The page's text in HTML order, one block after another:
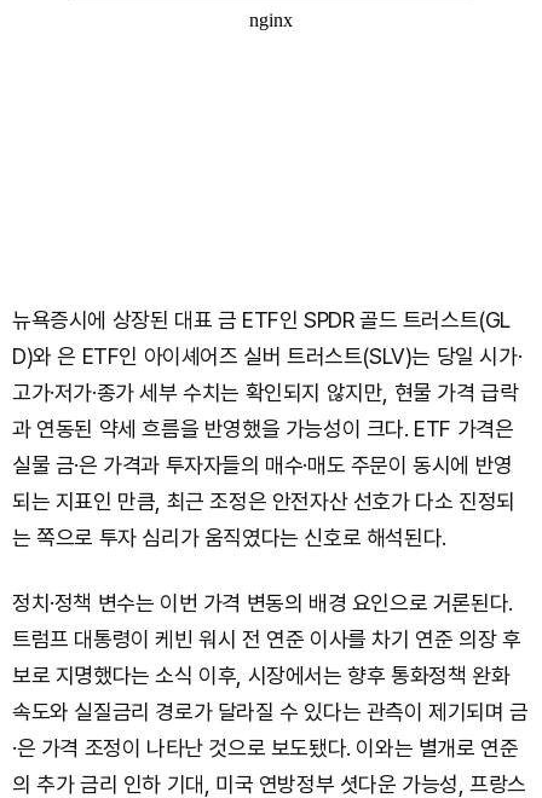
뉴욕증시에 상장된 대표 금 ETF인 SPDR 골드 트러스트(GL
D)와 은 ETF인 아이셰어즈 실버 트러스트(SLV)는 당일 시가·
고가·저가·종가 세부 수치는 확인되지 않지만, 현물 가격 급락
과 연동된 약세 흐름을 반영했을 가능성이 크다. ETF 가격은
실물 금·은 가격과 투자자들의 매수·매도 주문이 동시에 반영
되는 지표인 만큼, 최근 조정은 안전자산 선호가 다소 진정되
는 쪽으로 투자 심리가 움직였다는 신호로 해석된다.
정치·정책 변수는 이번 가격 변동의 배경 요인으로 거론된다.
트럼프 대통령이 케빈 워시 전 연준 이사를 차기 연준 의장 후
보로 지명했다는 소식 이후, 시장에서는 향후 통화정책 완화
속도와 실질금리 경로가 달라질 수 있다는 관측이 제기되며 금
·은 가격 조정이 나타난 것으로 보도됐다. 이와는 별개로 연준
의 추가 금리 인하 기대, 미국 연방정부 셧다운 가능성, 프랑스